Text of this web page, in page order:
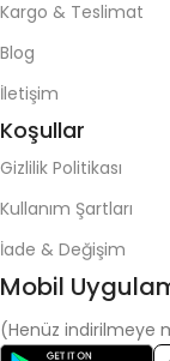
Kargo & Teslimat
Blog
İletişim
Koşullar
Gizlilik Politikası
Kullanım Şartları
İade & Değişim
Mobil
(Henüz indirilmeye